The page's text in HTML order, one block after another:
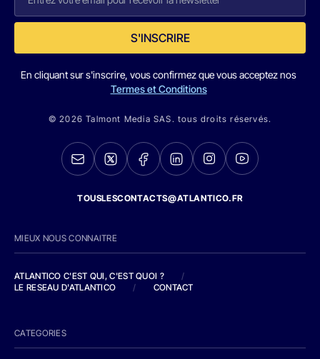
S'INSCRIRE
En cliquant sur s'inscrire, vous confirmez que vous acceptez nos
Termes et Conditions
© 2026 Talmont Media SAS. tous droits réservés.
TOUSLESCONTACTS@ATLANTICO.FR
MIEUX NOUS CONNAITRE
ATLANTICO C'EST QUI, C'EST QUOI ?
/
LE RESEAU D'ATLANTICO
/ CONTACT
CATEGORIES